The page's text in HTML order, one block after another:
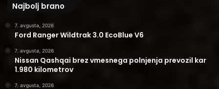
Najbolj brano
7. avgusta, 2026
Ford Ranger Wildtrak 3.0 EcoBlue V6
7. avgusta, 2026
Nissan Qashqai brez vmesnega polnjenja prevozil kar
1.980 kilometrov
7. avgusta, 2026